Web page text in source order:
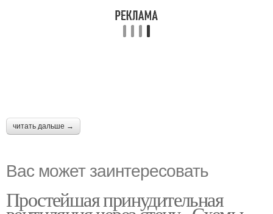
читать дальше →
Вас может заинтересовать
Простейшая принудительная